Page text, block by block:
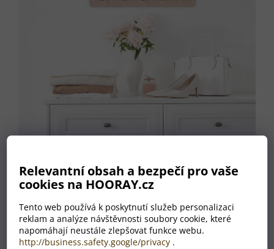
Relevantní obsah a bezpečí pro vaše
cookies na HOORAY.cz
Tento web používá k poskytnutí služeb personalizaci
reklam a analýze návštěvnosti soubory cookie, které
napomáhají neustále zlepšovat funkce webu.
http://business.safety.google/privacy .